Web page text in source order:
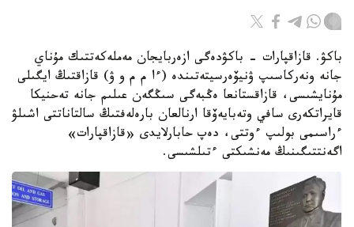
باكۋ. قازاقپارات - باكۋدەگى ازەربايجان مەملەكەتتىك مۇناي
جانە ونەركاسىپ ۋنيۆەرسيتەتىندە (ءا م م و ۋ) قازاقتىڭ ايگىلى
مۇنايشىسى، قازاقستانعا ەڭبەگى سىڭگەن عىلىم جانە تەحنيكا
قايراتكەرى سافي وتەبايەۆقا ارنالعان بارەلەفتىڭ سالتاناتتى اشىلۋ
ءراسىمى بولىپ ءوتتى، دەپ حابارلايدى «قازاقپارات»
اگەنتتىگىنىڭ مەنشىكتى ءتىلشىسى.